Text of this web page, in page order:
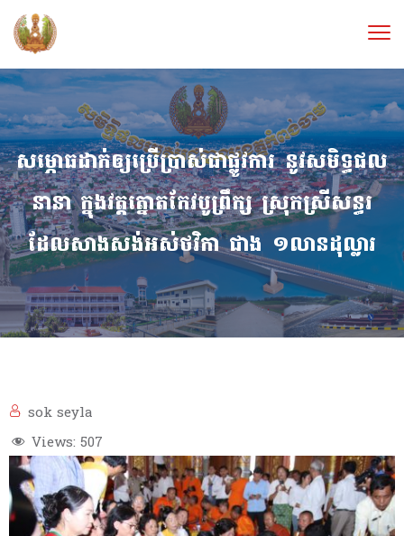
សម្ភោធដាក់ឲ្យប្រើប្រាស់ជាផ្លូវការ នូវសមិទ្ធផល
នានា ក្នុងវត្តត្នោតកែវបូព្រឹក្ស ស្រុកស្រីសន្ធរ
ដែលសាងសង់អស់ថវិកា ជាង ១លានដុល្លារ
sok seyla
Views: 507